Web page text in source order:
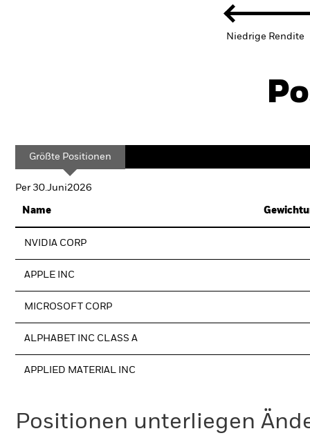
Niedrige Rendite
Größte Positionen
Per 30.Juni2026
Name
NVIDIA CORP
APPLE INC
MICROSOFT CORP
ALPHABET INC CLASS A
APPLIED MATERIAL INC
Positionen unterliegen